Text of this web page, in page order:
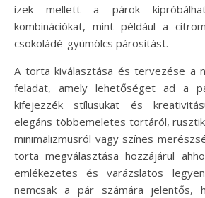
ízek mellett a párok
kombinációkat, mint például a
csokoládé-gyümölcs párosítást.
A torta kiválasztása és tervezése a
feladat, amely lehetőséget ad a
kifejezzék stílusukat és
elegáns többemeletes tortáról,
minimalizmusról vagy színes
torta megválasztása hozzájárul
emlékezetes és varázslatos
nemcsak a pár számára jelentős,